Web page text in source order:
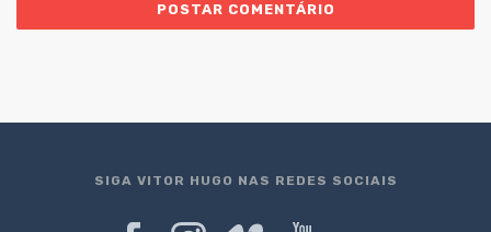
SIGA VITOR HUGO NAS REDES SOCIAIS